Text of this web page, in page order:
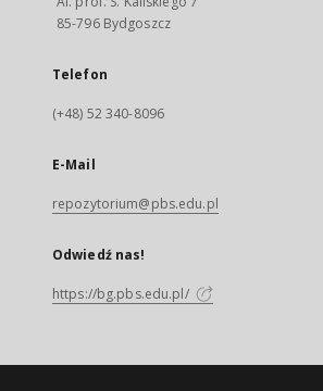
85-796 Bydgoszcz
Telefon
(+48) 52 340-8096
E-Mail
repozytorium@pbs.edu.pl
Odwiedź nas!
https://bg.pbs.edu.pl/